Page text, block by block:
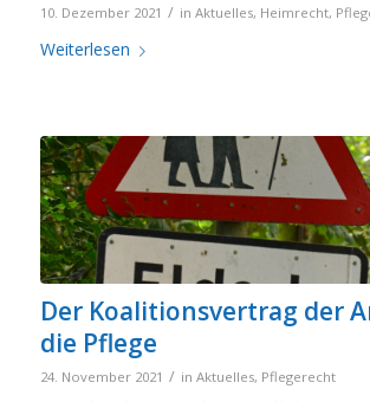
10. Dezember 2021 / in Aktuelles, Heimrecht,
Weiterlesen
Der Koalitionsvertrag der
die Pflege
24. November 2021 / in Aktuelles, Pflegerecht